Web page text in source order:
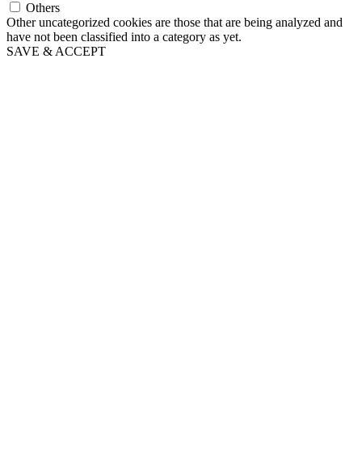
Others
Other uncategorized cookies are those that are being analyzed and
have not been classified into a category as yet.
SAVE & ACCEPT